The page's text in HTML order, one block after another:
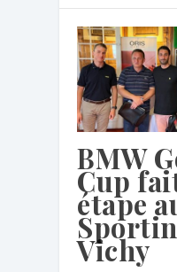
BMW
Cup
étape
Vichy